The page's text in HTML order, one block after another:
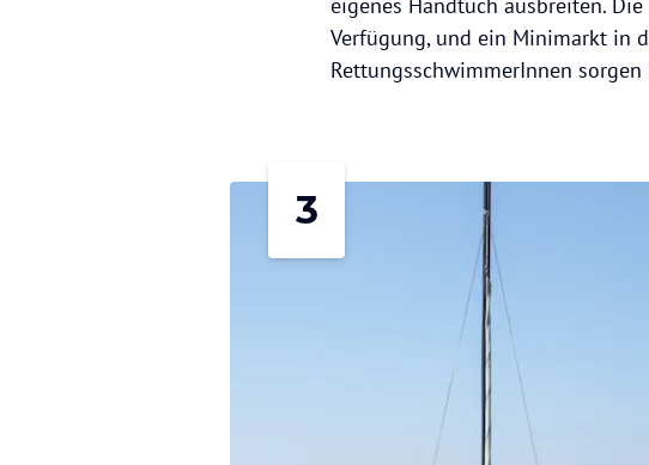
Verfügung, und ein Minimarkt in
RettungsschwimmerInnen
3